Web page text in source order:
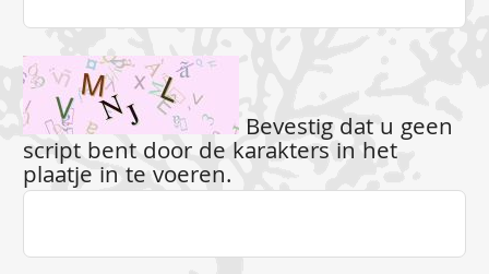
Bevestig dat u geen
script bent door de karakters in het
plaatje in te voeren.